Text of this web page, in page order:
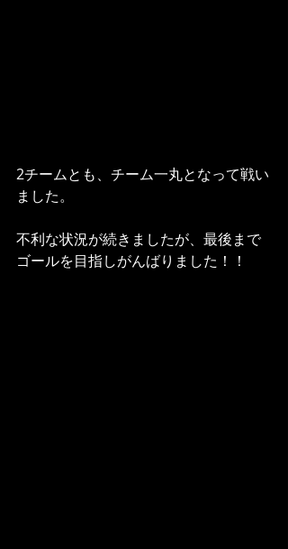
2チームとも、チーム一丸となって戦い
ました。
不利な状況が続きましたが、最後まで
ゴールを目指しがんばりました！！